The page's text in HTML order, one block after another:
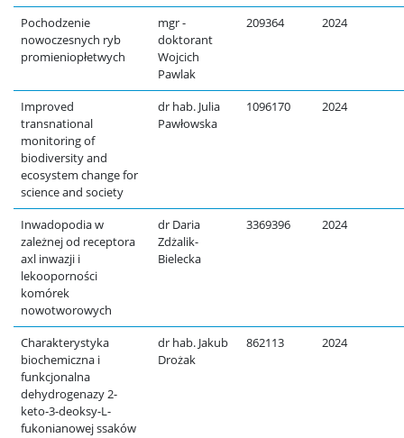
Pochodzenie
nowoczesnych ryb
promieniopłetwych
mgr -
doktorant
Wojcich
Pawlak
209364 2024
Improved
transnational
monitoring of
biodiversity and
ecosystem change for
science and society
dr hab. Julia
Pawłowska
1096170 2024
Inwadopodia w
zależnej od receptora
axl inwazji i
lekooporności
komórek
nowotworowych
dr Daria
Zdżalik-
Bielecka
3369396 2024
Charakterystyka
biochemiczna i
funkcjonalna
dehydrogenazy 2-
keto-3-deoksy-L-
fukonianowej ssaków
dr hab. Jakub
Drożak
862113 2024